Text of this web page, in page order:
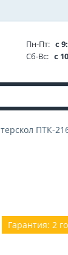
Пн-Пт: с
Сб-Вс: с
ПТК-
Гарантия: 2